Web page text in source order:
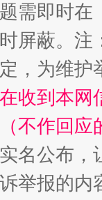
需即时在
屏蔽。
，为维
在收到本网
不作回应
名公布
举报的